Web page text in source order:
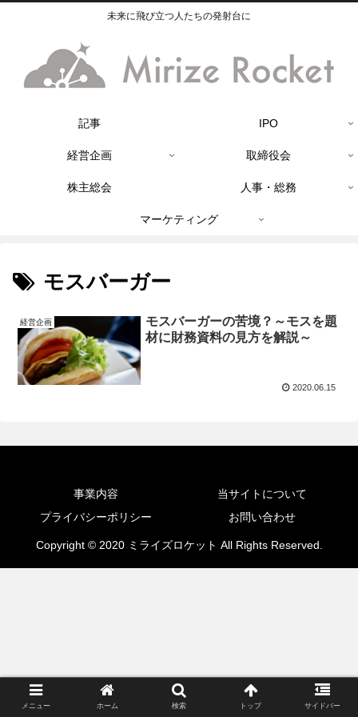
未来に飛び立つ人たちの発射台に
記事 IPO
経営企画 取締役会
株主総会 人事・総務
マーケティング
モスバーガー
経営企画
モスバーガーの苦境？～モスを題
材に財務資料の見方を解説～
2020.06.15
事業内容
当サイトについて
プライバシーポリシー
お問い合わせ
Copyright © 2020 ミライズロケット All Rights Reserved.
メニュー ホーム 検索 トップ サイドバー